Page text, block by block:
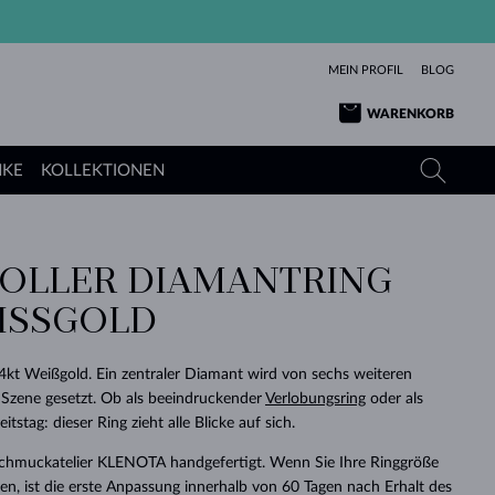
MEIN PROFIL BLOG
WARENKORB
RICHTIGEN
DURCHSEHEN
LIEBE
DURCHSEHEN
GELBGOLD
ROSÉGOLD
ANGEBOT
DURCHSEHEN
TANSANITE
TOPASE
TURMALINE
MOLDAVITESCHÖN
DURCHSEHEN
TURMALINE
MOLDAVITE
MINERALKETTEN
PERLEN ANHÄNGER
SIMPLEN
DINGE
ARMBÄNDER
DURCHSEHEN
PERLEN
DURCHSEHEN
SAPHIRE
SMARAGDE
MOLDAVITE
MINERALIEN
KLENOTA
DURCHSEHEN
SCHENKEN
DURCHSEHEN
KOLLEKTIONEN
KOLLEKTIONEN
DURCHSEHEN
DIAMANTRING
Weißgold. Ein zentraler Diamant wird von sechs weiteren
gesetzt. Ob als beeindruckender Verlobungsring oder als
dieser Ring zieht alle Blicke auf sich.
KLENOTA handgefertigt. Wenn Sie Ihre Ringgröße
ist die erste Anpassung innerhalb von 60 Tagen nach Erhalt des